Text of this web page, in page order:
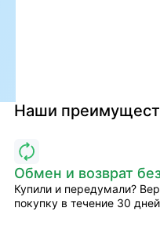
Наши
Обмен и возврат
Купили и передумали?
покупку в течение 30